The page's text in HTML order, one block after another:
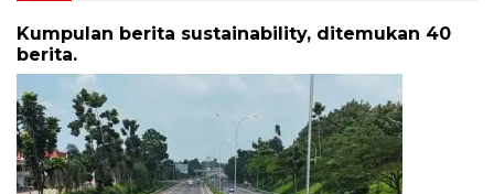
Kumpulan berita sustainability, ditemukan 40
berita.